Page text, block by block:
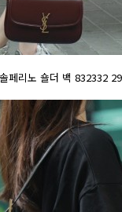
페리노 숄더 백 832332